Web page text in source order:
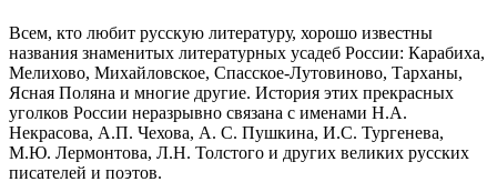
Всем, кто любит русскую литературу, хорошо известны
названия знаменитых литературных усадеб России: Карабиха,
Мелихово, Михайловское, Спасское-Лутовиново, Тарханы,
Ясная Поляна и многие другие. История этих прекрасных
уголков России неразрывно связана с именами Н.А.
Некрасова, А.П. Чехова, А. С. Пушкина, И.С. Тургенева,
М.Ю. Лермонтова, Л.Н. Толстого и других великих русских
писателей и поэтов.